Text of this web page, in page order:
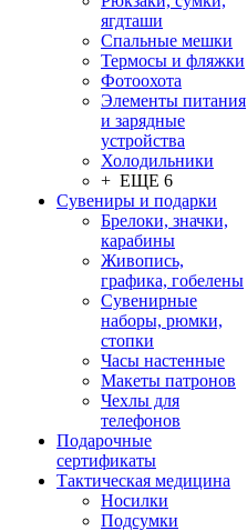
ягдташи
Спальные мешки
Термосы и фляжки
Фотоохота
Элементы питания
и зарядные
устройства
Холодильники
+ ЕЩЕ 6
Сувениры и подарки
Брелоки, значки,
карабины
Живопись,
графика, гобелены
Сувенирные
наборы, рюмки,
стопки
Часы настенные
Макеты патронов
Чехлы для
телефонов
Подарочные
сертификаты
Тактическая медицина
Носилки
Подсумки